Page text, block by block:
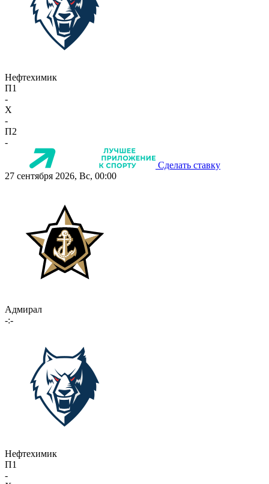
Нефтехимик
П1
-
X
-
П2
-
Сделать ставку
27 сентября 2026, Вс, 00:00
Адмирал
-:-
Нефтехимик
П1
-